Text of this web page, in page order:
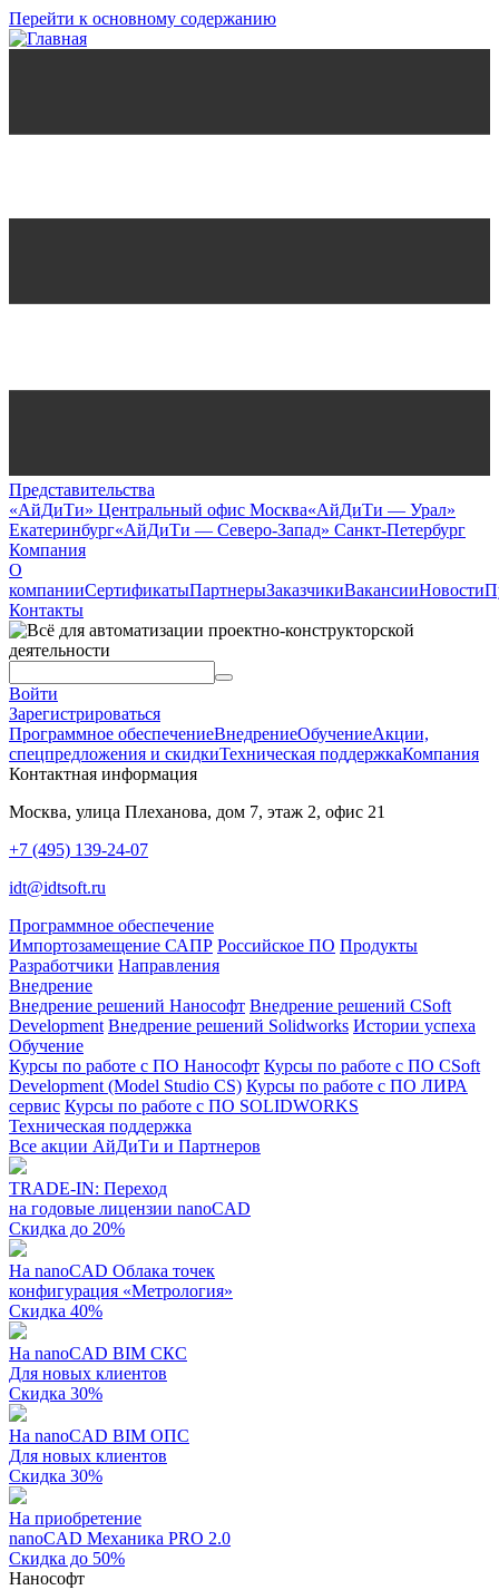
Перейти к основному содержанию
Представительства
«АйДиТи» Центральный офис Москва«АйДиТи — Урал»
Екатеринбург«АйДиТи — Северо-Запад» Санкт-Петербург
Компания
О
компанииСертификатыПартнерыЗаказчикиВакансииНовости
Контакты
Войти
Зарегистрироваться
Программное обеспечениеВнедрениеОбучениеАкции,
спецпредложения и скидкиТехническая поддержкаКомпания
Контактная информация
Москва, улица Плеханова, дом 7, этаж 2, офис 21
+7 (495) 139-24-07
idt@idtsoft.ru
Программное обеспечение
Импортозамещение САПР Российское ПО Продукты
Разработчики Направления
Внедрение
Внедрение решений Нанософт Внедрение решений CSoft
Development Внедрение решений Solidworks Истории успеха
Обучение
Курсы по работе с ПО Нанософт Курсы по работе с ПО CSoft
Development (Model Studio CS) Курсы по работе с ПО ЛИРА
сервис Курсы по работе с ПО SOLIDWORKS
Техническая поддержка
Все акции АйДиТи и Партнеров
TRADE-IN: Переход
на годовые лицензии nanoCAD
Скидка до 20%
На nanoCAD Облака точек
конфигурация «Метрология»
Скидка 40%
На nanoCAD BIM СКС
Для новых клиентов
Скидка 30%
На nanoCAD BIM ОПС
Для новых клиентов
Скидка 30%
На приобретение
nanoCAD Механика PRO 2.0
Скидка до 50%
Нанософт